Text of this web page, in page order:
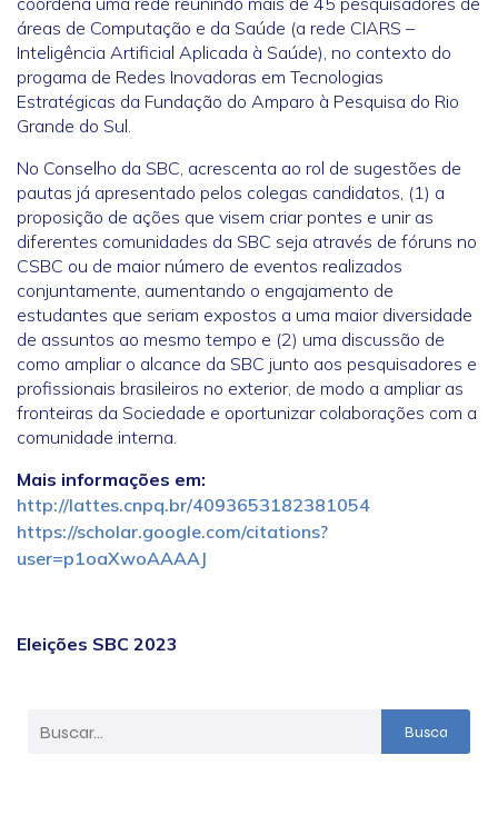
áreas de Computação e da Saúde (a rede CIARS –
Inteligência Artificial Aplicada à Saúde), no contexto do
progama de Redes Inovadoras em Tecnologias
Estratégicas da Fundação do Amparo à Pesquisa do Rio
Grande do Sul.
No Conselho da SBC, acrescenta ao rol de sugestões de
pautas já apresentado pelos colegas candidatos, (1) a
proposição de ações que visem criar pontes e unir as
diferentes comunidades da SBC seja através de fóruns no
CSBC ou de maior número de eventos realizados
conjuntamente, aumentando o engajamento de
estudantes que seriam expostos a uma maior diversidade
de assuntos ao mesmo tempo e (2) uma discussão de
como ampliar o alcance da SBC junto aos pesquisadores e
profissionais brasileiros no exterior, de modo a ampliar as
fronteiras da Sociedade e oportunizar colaborações com a
comunidade interna.
Mais informações em:
http://lattes.cnpq.br/4093653182381054
https://scholar.google.com/citations?
user=p1oaXwoAAAAJ
Eleições SBC 2023
Busca